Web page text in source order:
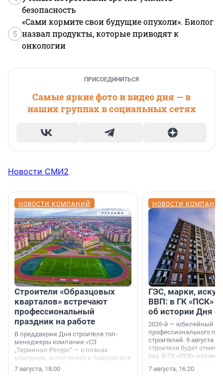
безопасность
5
«Сами кормите свои будущие опухоли». Биолог
назвал продукты, которые приводят к
онкологии
ПРИСОЕДИНИТЬСЯ
Самые яркие фото и видео дня — в
наших группах в социальных сетях
Новости СМИ2
НОВОСТИ КОМПАНИЙ
Строители «Образцовых
кварталов» встречают
профессиональный
праздник на работе
В преддверии Дня строителя топ-
менеджеры компании «СЗ
„Терминал-Ресурс“ — о планах
компании, испытаниях и поводах для
осторожного оптимизма.
7 августа, 18:00
НОВОСТИ
ГЭС, марки,
ВВП: в ГК «ПСК»
об истории Дня
2026-й — юбилейный
профессионального
строителей. 9 августа
строителя будет
раз. В ГК «ПСК»
поменялась роль
7 августа, 16:20